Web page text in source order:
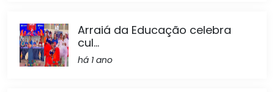
Arraiá da Educação celebra
cul...
há 1 ano